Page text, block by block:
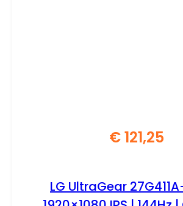
€121,25
LG UltraGear